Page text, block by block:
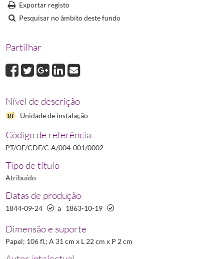
0009 Livro da relação de sócios da Sociedade Farmacêutica Lusitana
0010Propostas para a admissão de sócios na Sociedade Farmacêutica
Exportar registo
Pesquisar no âmbito deste fundo
Partilhar
Nível de descrição
Unidade de instalação
Código de referência
PT/OF/CDF/C-A/004-001/0002
Tipo de título
Atribuído
Datas de produção
1844-09-24 a 1863-10-19
Dimensão e suporte
Papel; 106 fl.; A 31 cm x L 22 cm x P 2 cm